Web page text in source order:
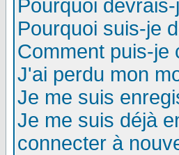
Pourquoi
Pourquoi suis-je
Comment puis-je
J'ai perdu mon
Je me suis
Je me suis déjà
connecter à